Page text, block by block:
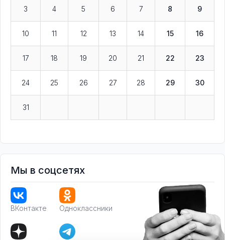
3 4 5 6 7 8 9
10 11 12 13 14 15 16
17 18 19 20 21 22 23
24 25 26 27 28 29 30
31
Мы в соцсетях
ВКонтакте Одноклассники